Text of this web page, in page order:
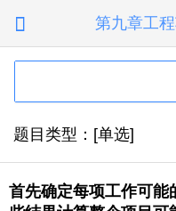
 第九章工
题目类型：[单选]
首先确定每项工作可能